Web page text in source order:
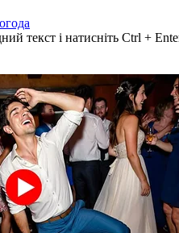
текст і натисніть Ctrl +